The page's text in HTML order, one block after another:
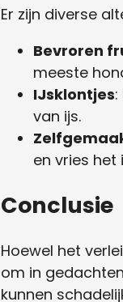
Er zijn diverse
Bevroren
meeste
IJsklontjes
van ijs.
en vries
Conclusie
Hoewel het
om in
kunnen